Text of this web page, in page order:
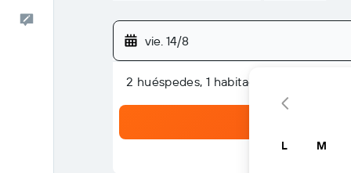
Comentarios
vie. 14/8
2 huéspedes, 1 habitación
L M